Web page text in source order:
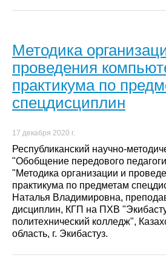
Методика
проведения
практикума по
спецдисциплин
17 декабря 2020 г.
Республиканский научно-
"Обобщение передового
"Методика организации и
практикума по предметам
Наталья Владимировна,
дисциплин, КГП на ПХВ
политехнический колледж",
область, г. Экибастуз.